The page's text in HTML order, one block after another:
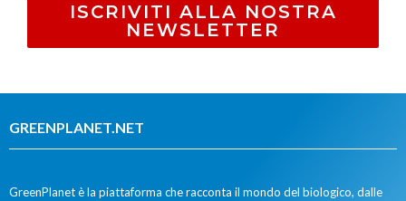
ISCRIVITI ALLA NOSTRA
NEWSLETTER
GREENPLANET.NET
GreenPlanet è la piattaforma che racconta il mondo del biologico, dalle